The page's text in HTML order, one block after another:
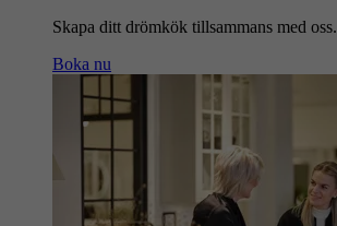
Skapa ditt drömkök tillsammans med oss.
Boka nu